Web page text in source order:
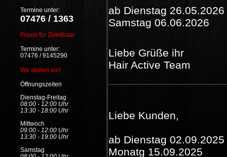
Termine unter:
07476 / 1363
Praxis für Zweithaar
Termine unter:
07476 / 9145290
Wir stellen ein!
Öffnungszeiten
Dienstag-Freitag
08:00 - 12:00 Uhr
13:30 - 18:00 Uhr
Mittwoch
09:00 - 12:00 Uhr
13:30 - 19:00 Uhr
Samstag
ab Dienstag
Samstag 06.06.2026
Liebe Grüße ihr
Hair Active Team
Liebe Kunden,
ab Dienstag
Monatg 15.09.2025